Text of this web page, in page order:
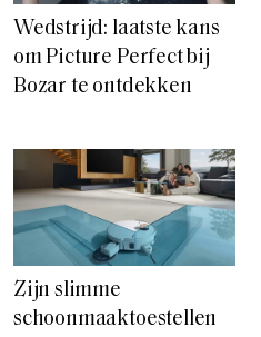
Wedstrijd: laatste kans
om Picture Perfect bij
Bozar te ontdekken
Zijn slimme
schoonmaaktoestellen